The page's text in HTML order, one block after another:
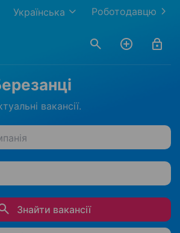
Роботодавцю
Українська
вакансії.
Знайти вакансії